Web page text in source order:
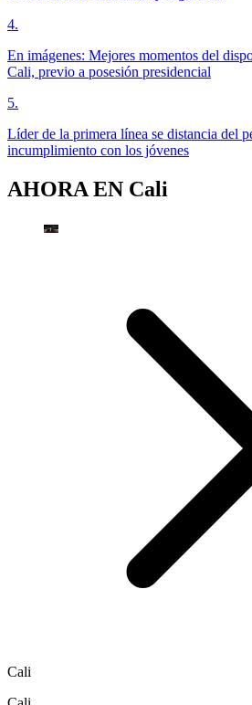
4.
En imágenes: Mejores momentos del
Cali, previo a posesión presidencial
5.
Líder de la primera línea se distancia del
incumplimiento con los jóvenes
AHORA EN Cali
Cali